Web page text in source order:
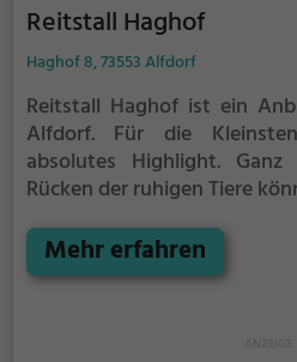
Reitstall Haghof
Haghof 8, 73553 Alfdorf
Reitstall Haghof ist ein
Alfdorf. Für die
absolutes Highlight.
Rücken der ruhigen Tiere
Alfdorf reiten.
Mehr erfahren